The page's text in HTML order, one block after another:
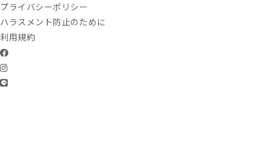
プライバシーポリシー
ハラスメント防止のために
利用規約